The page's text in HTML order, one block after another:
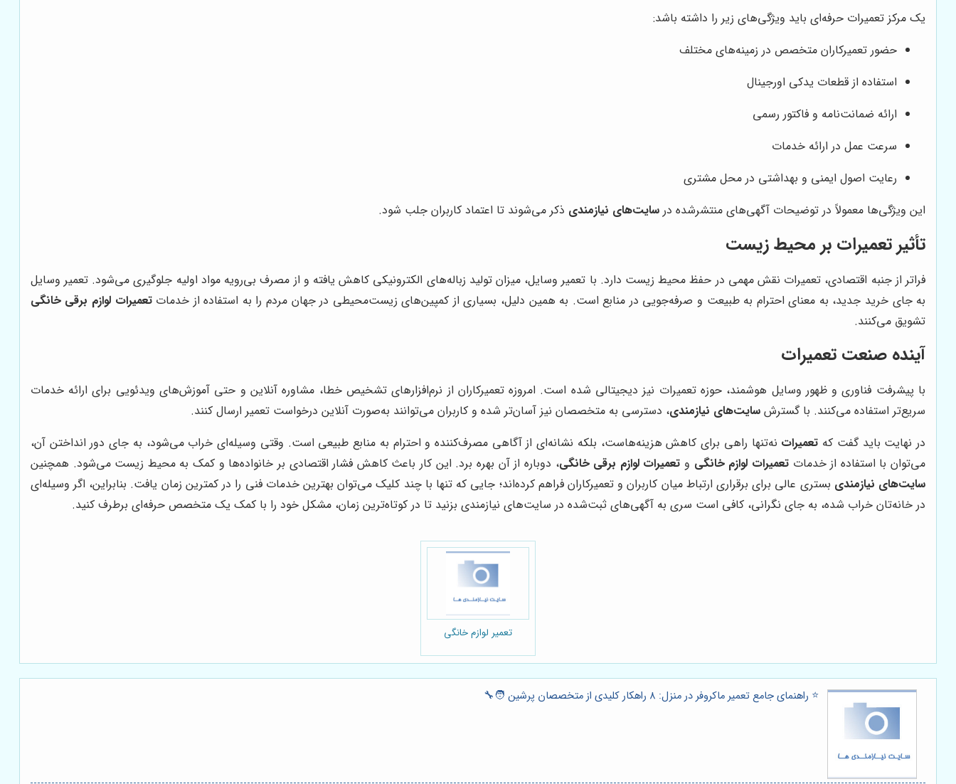
یک مرکز تعمیرات حرفه‌ای باید ویژگی‌های زیر را داشته باشد:
حضور تعمیرکاران متخصص در زمینه‌های مختلف
استفاده از قطعات یدکی اورجینال
ارائه ضمانت‌نامه و فاکتور رسمی
سرعت عمل در ارائه خدمات
رعایت اصول ایمنی و بهداشتی در محل مشتری
این ویژگی‌ها معمولاً در توضیحات آگهی‌های منتشرشده در سایت‌های نیازمندی ذکر می‌شوند تا اعتماد کاربران جلب شود.
تأثیر تعمیرات بر محیط زیست
فراتر از جنبه اقتصادی، تعمیرات نقش مهمی در حفظ محیط زیست دارد. با تعمیر وسایل، میزان تولید زباله‌های الکترونیکی کاهش یافته و از مصرف بی‌رویه مواد اولیه جلوگیری می‌شود. تعمیر وسایل
به جای خرید جدید، به معنای احترام به طبیعت و صرفه‌جویی در منابع است. به همین دلیل، بسیاری از کمپین‌های زیست‌محیطی در جهان مردم را به استفاده از خدماتتعمیرات لوازم برقی خانگی
تشویق می‌کنند.
آینده صنعت تعمیرات
با پیشرفت فناوری و ظهور وسایل هوشمند، حوزه تعمیرات نیز دیجیتالی شده است. امروزه تعمیرکاران از نرم‌افزارهای تشخیص خطا، مشاوره آنلاین و حتی آموزش‌های ویدئویی برای ارائه خدمات
سریع‌تر استفاده می‌کنند. با گسترش سایت‌های نیازمندی، دسترسی به متخصصان نیز آسان‌تر شده و کاربران می‌توانند به‌صورت آنلاین درخواست تعمیر ارسال کنند.
در نهایت باید گفت که تعمیرات نه‌تنها راهی برای کاهش هزینه‌هاست، بلکه نشانه‌ای از آگاهی مصرف‌کننده و احترام به منابع طبیعی است. وقتی وسیله‌ای خراب می‌شود، به جای دور انداختن آن،
می‌توان با استفاده از خدماتتعمیرات لوازم خانگی و تعمیرات لوازم برقی خانگی، دوباره از آن بهره برد. این کار باعث کاهش فشار اقتصادی بر خانواده‌ها و کمک به محیط زیست می‌شود. همچنین
سایت‌های نیازمندی بستری عالی برای برقراری ارتباط میان کاربران و تعمیرکاران فراهم کرده‌اند؛ جایی که تنها با چند کلیک می‌توان بهترین خدمات فنی را در کمترین زمان یافت. بنابراین، اگر وسیله‌ای
در خانه‌تان خراب شده، به جای نگرانی، کافی است سری به آگهی‌های ثبت‌شده در سایت‌های نیازمندی بزنید تا در کوتاه‌ترین زمان، مشکل خود را با کمک یک متخصص حرفه‌ای برطرف کنید.
تعمیر لوازم خانگی
⭐️ راهنمای جامع تعمیر ماکروفر در منزل: 8 راهکار کلیدی از متخصصان پرشین 🧑‍🔧